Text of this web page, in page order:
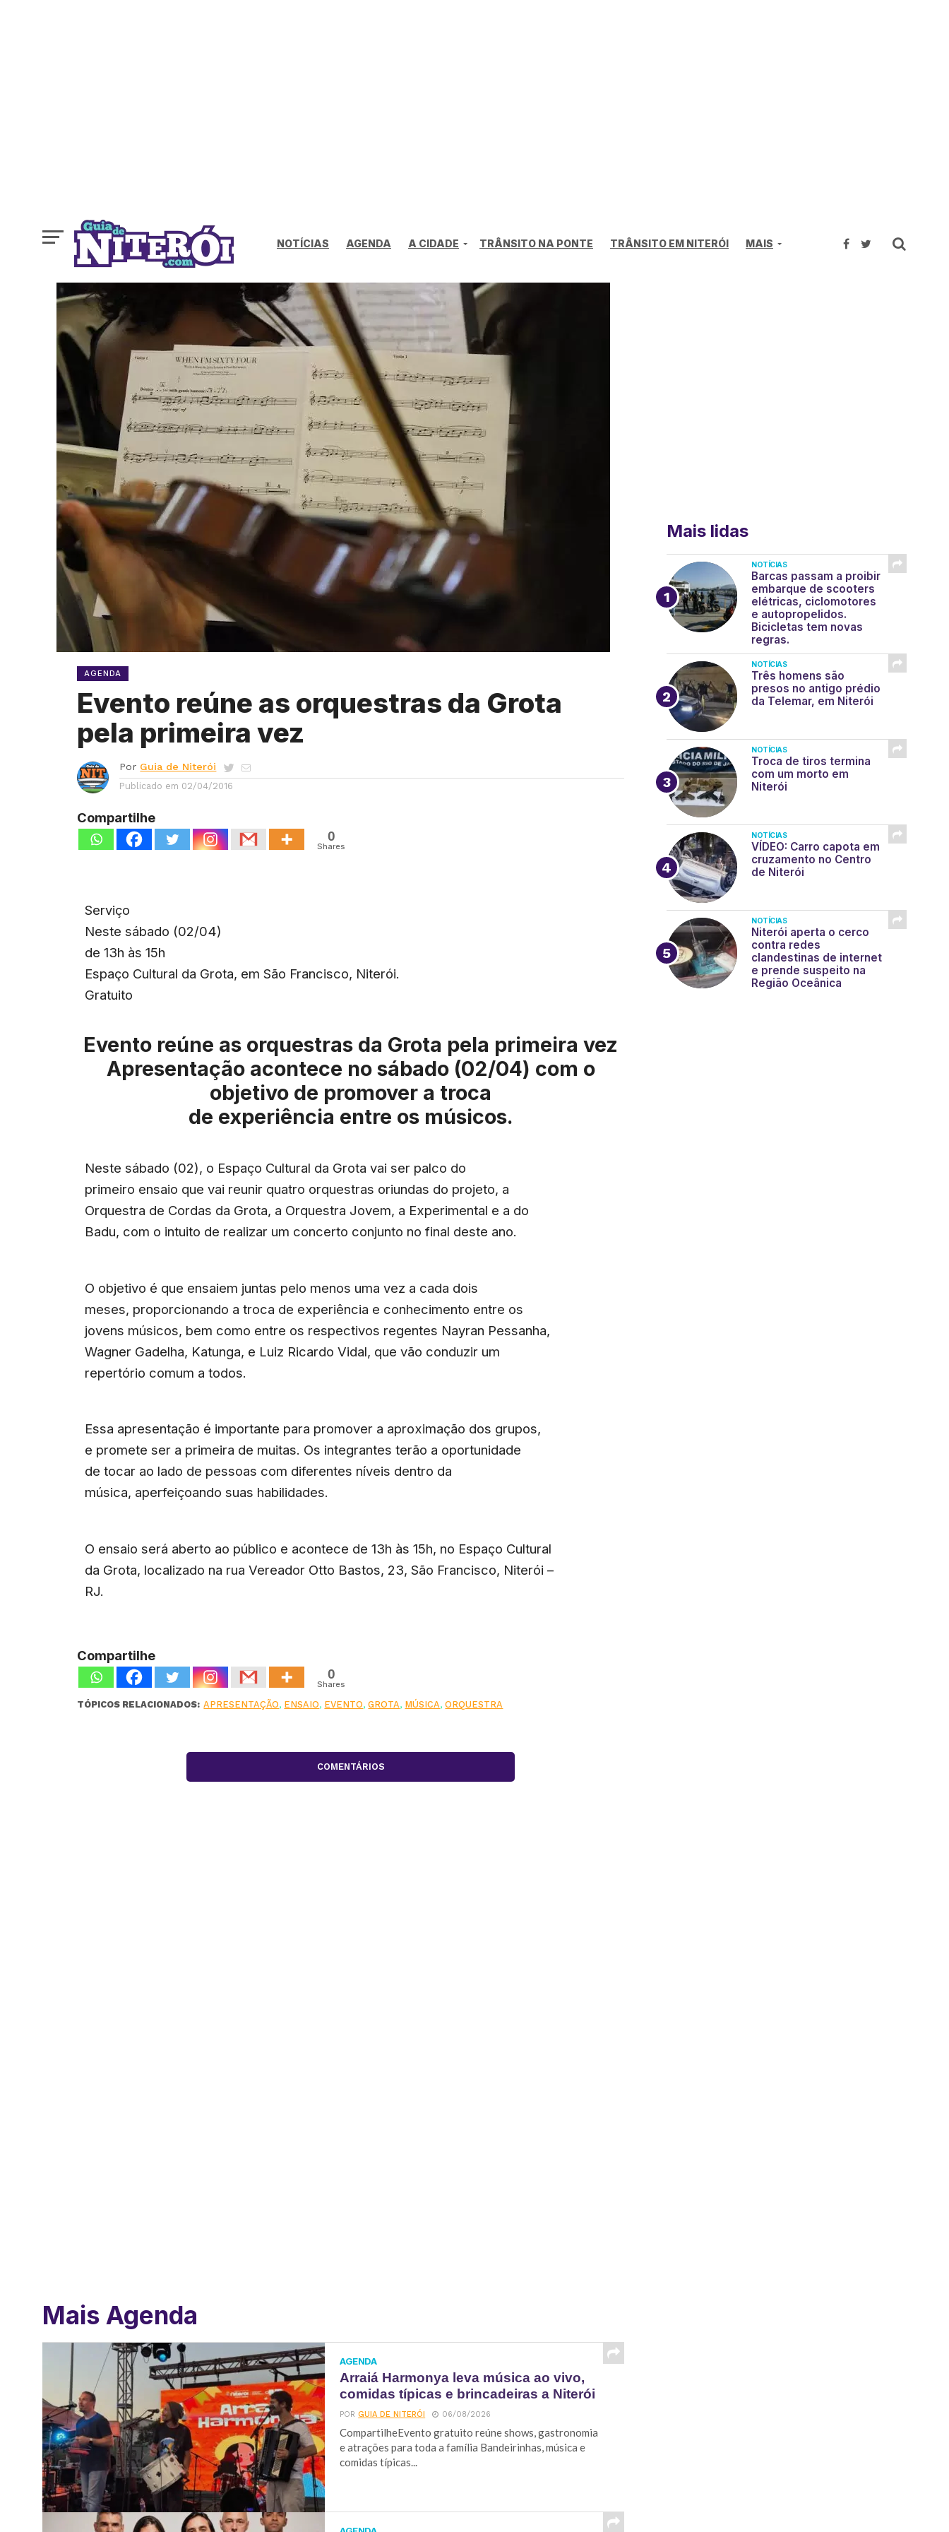
NOTÍCIAS AGENDA A CIDADE TRÂNSITO NA PONTE TRÂNSITO EM NITERÓI MAIS
AGENDA
Evento reúne as orquestras da Grota
pela primeira vez
Por Guia de Niterói
Publicado em 02/04/2016
Compartilhe
0
Shares
Serviço
Neste sábado (02/04)
de 13h às 15h
Espaço Cultural da Grota, em São Francisco, Niterói.
Gratuito
Evento reúne as orquestras da Grota pela primeira vez
Apresentação acontece no sábado (02/04) com o
objetivo de promover a troca
de experiência entre os músicos.
Neste sábado (02), o Espaço Cultural da Grota vai ser palco do
primeiro ensaio que vai reunir quatro orquestras oriundas do projeto, a
Orquestra de Cordas da Grota, a Orquestra Jovem, a Experimental e a do
Badu, com o intuito de realizar um concerto conjunto no final deste ano.
O objetivo é que ensaiem juntas pelo menos uma vez a cada dois
meses, proporcionando a troca de experiência e conhecimento entre os
jovens músicos, bem como entre os respectivos regentes Nayran Pessanha,
Wagner Gadelha, Katunga, e Luiz Ricardo Vidal, que vão conduzir um
repertório comum a todos.
Essa apresentação é importante para promover a aproximação dos grupos,
e promete ser a primeira de muitas. Os integrantes terão a oportunidade
de tocar ao lado de pessoas com diferentes níveis dentro da
música, aperfeiçoando suas habilidades.
O ensaio será aberto ao público e acontece de 13h às 15h, no Espaço Cultural
da Grota, localizado na rua Vereador Otto Bastos, 23, São Francisco, Niterói –
RJ.
Compartilhe
0
Shares
TÓPICOS RELACIONADOS: APRESENTAÇÃO, ENSAIO, EVENTO,GROTA, MÚSICA,ORQUESTRA
COMENTÁRIOS
Mais Agenda
AGENDA
Arraiá Harmonya leva música ao vivo,
comidas típicas e brincadeiras a Niterói
PORGUIA DE NITERÓI 06/08/2026
CompartilheEvento gratuito reúne shows, gastronomia
e atrações para toda a família Bandeirinhas, música e
comidas típicas...
Mais lidas
NOTÍCIAS
Barcas passam a proibir
embarque de scooters
elétricas, ciclomotores
e autopropelidos.
Bicicletas tem novas
regras.
NOTÍCIAS
Três homens são
presos no antigo prédio
da Telemar, em Niterói
NOTÍCIAS
Troca de tiros termina
com um morto em
Niterói
NOTÍCIAS
VÍDEO: Carro capota em
cruzamento no Centro
de Niterói
NOTÍCIAS
Niterói aperta o cerco
contra redes
clandestinas de internet
e prende suspeito na
Região Oceânica